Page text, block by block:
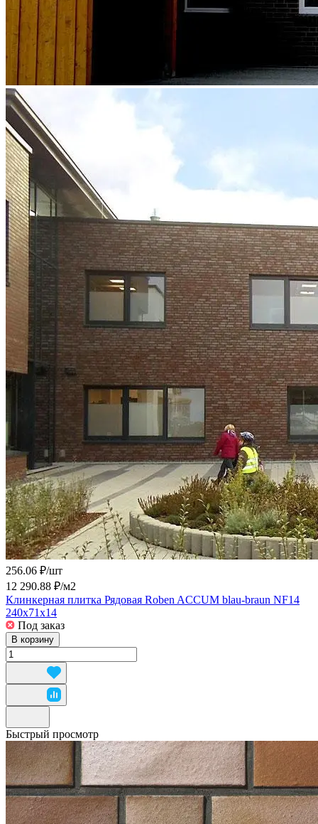
256.06 ₽/шт
12 290.88 ₽/м2
Клинкерная плитка Рядовая Roben ACCUM blau-braun NF14
240x71x14
Под заказ
В корзину
Быстрый просмотр